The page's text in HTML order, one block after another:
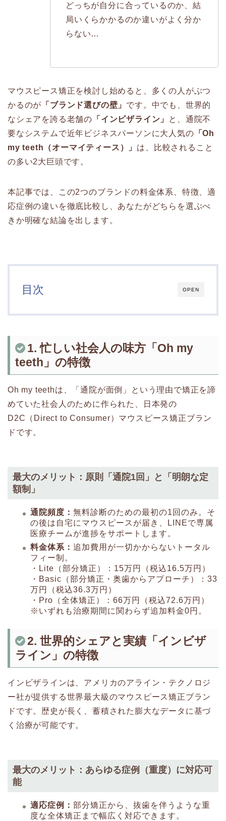
どっちが自分に合っているのか、結
局いくらかかるのか違いがよく分か
らない…
マウスピース矯正を検討し始めると、多くの人がぶつ
かるのが 「ブランド選びの壁」 です。中でも、世界的
なシェアを誇る老舗の 「インビザライン」
と、通院不
要なシステムで近年ビジネスパーソンに大人気の 「Oh
my teeth（オーマイティース）」 は、比較されること
の多い2大巨頭です。
本記事では、この2つのブランドの料金体系、特徴、適
応症例の違いを徹底比較し、あなたがどちらを選ぶべ
きか明確な結論を出します。
OPEN
目次
1. 忙しい社会人の味方「Oh my
teeth」の特徴
Oh my teethは、「通院が面倒」という理由で矯正を諦
めていた社会人のために作られた、日本発の
D2C（Direct to Consumer）マウスピース矯正ブラン
ドです。
最大のメリット：原則「通院1回」と「明朗な定
額制」
通院頻度： 無料診断のための最初の1回のみ。そ
の後は自宅にマウスピースが届き、LINEで専属
医療チームが進捗をサポートします。
料金体系： 追加費用が一切かからないトータル
フィー制。
・Lite（部分矯正）：15万円（税込16.5万円）
・Basic（部分矯正・奥歯からアプローチ）：33
万円（税込36.3万円）
・Pro（全体矯正）：66万円（税込72.6万円）
※いずれも治療期間に関わらず追加料金0円。
2. 世界的シェアと実績「インビザ
ライン」の特徴
インビザラインは、アメリカのアライン・テクノロジ
ー社が提供する世界最大級のマウスピース矯正ブラン
ドです。歴史が長く、蓄積された膨大なデータに基づ
く治療が可能です。
最大のメリット：あらゆる症例（重度）に対応可
能
適応症例： 部分矯正から、抜歯を伴うような重
度な全体矯正まで幅広く対応できます。